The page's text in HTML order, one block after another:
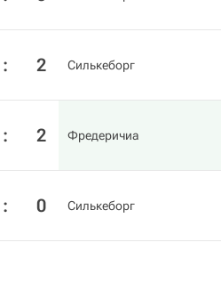
: 2 Силькеборг
: 2 Фредеричиа
: 0 Силькеборг